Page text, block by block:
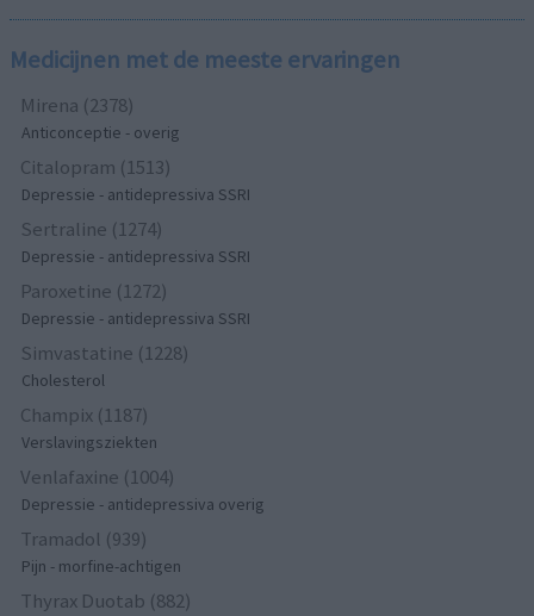
Medicijnen met de meeste ervaringen
Mirena (2378)
Anticonceptie - overig
Citalopram (1513)
Depressie - antidepressiva SSRI
Sertraline (1274)
Depressie - antidepressiva SSRI
Paroxetine (1272)
Depressie - antidepressiva SSRI
Simvastatine (1228)
Cholesterol
Champix (1187)
Verslavingsziekten
Venlafaxine (1004)
Depressie - antidepressiva overig
Tramadol (939)
Pijn - morfine-achtigen
Thyrax Duotab (882)